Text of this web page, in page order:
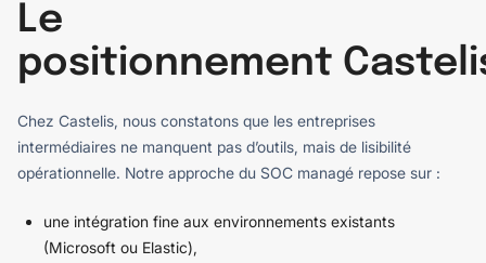
Le
positionnement
Chez Castelis, nous constatons que les entreprises
intermédiaires ne manquent pas d’outils, mais de lisibilité
opérationnelle. Notre approche du SOC managé repose sur :
une intégration fine aux environnements existants
(Microsoft ou Elastic),